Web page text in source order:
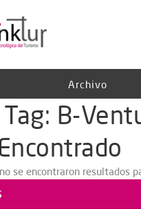
Archivo
B-
se encontraron resultados